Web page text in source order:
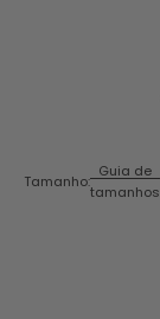
Tamanho:
Guia de
tamanhos